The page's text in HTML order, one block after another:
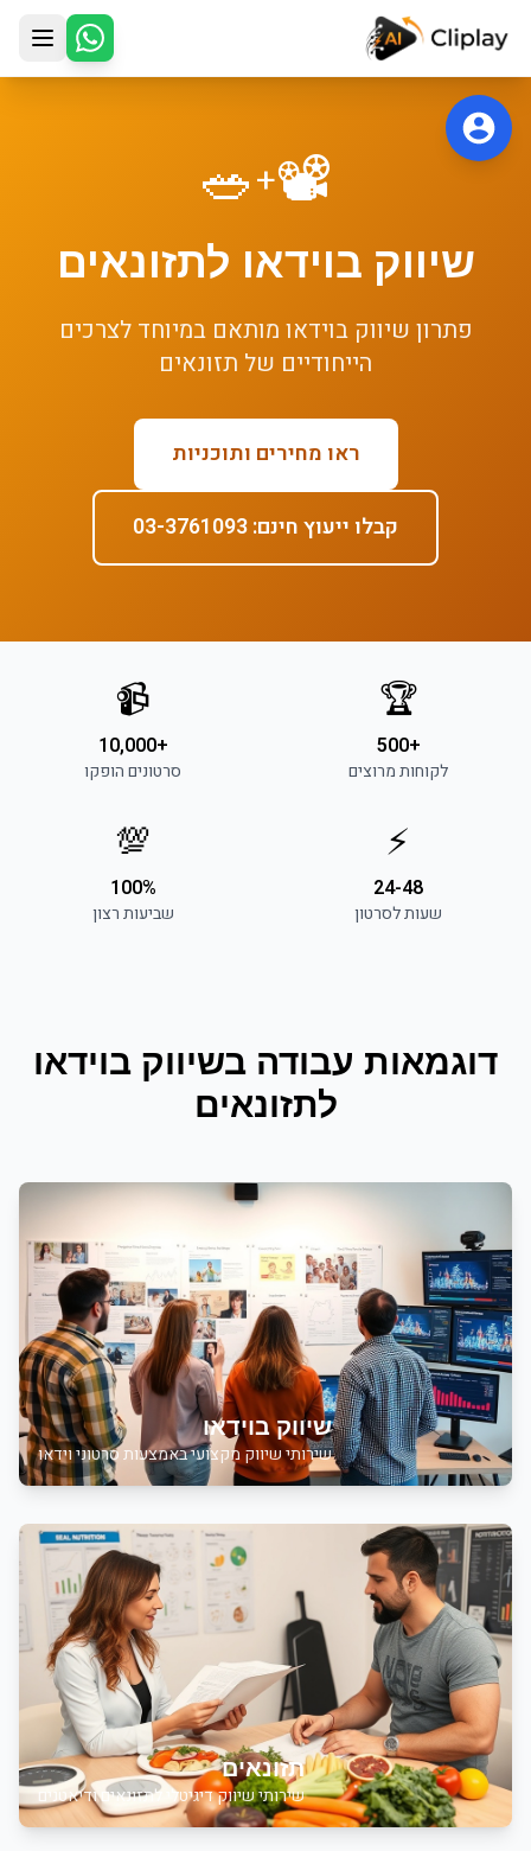
דלג לתוכן הראשי
📽️
+
🥗
שיווק בוידאו לתזונאים
פתרון שיווק בוידאו מותאם במיוחד לצרכים
הייחודיים של תזונאים
ראו מחירים ותוכניות
קבלו ייעוץ חינם: 03-3761093
🏆
+500
לקוחות מרוצים
📹
+10,000
סרטונים הופקו
⚡
24-48
שעות לסרטון
💯
100%
שביעות רצון
דוגמאות עבודה בשיווק בוידאו
לתזונאים
שיווק בוידאו
שירותישיווק מקצועי באמצעות סרטוני וידאו
תזונאים
שירותי שיווק דיגיטלי לתזונאים ודיאטנים